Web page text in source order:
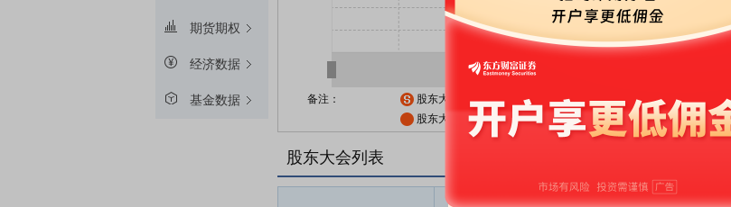
期货期权
经济数据
基金数据 备注： 股东大会公告日 股东大会召开日
股东大会公告日前一交易日
股东大会召开日前一交易日
股东大会列表
召开时间